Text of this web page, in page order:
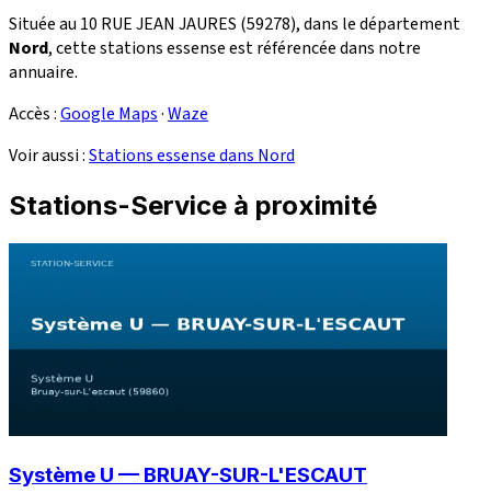
Située au 10 RUE JEAN JAURES (59278), dans le département
Nord, cette stations essense est référencée dans notre
annuaire.
Accès :Google Maps·Waze
Voir aussi :Stations essense dans Nord
Stations-Service à proximité
Système U — BRUAY-SUR-L'ESCAUT